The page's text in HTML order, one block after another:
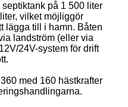
på 1 500 liter
vilket möjliggör
lägga till i hamn. Båten
landström (eller via
24V-system för drift
med 160 hästkrafter